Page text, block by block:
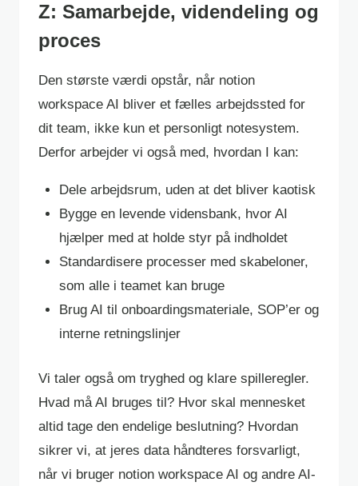
Z: Samarbejde, videndeling og
proces
Den største værdi opstår, når notion
workspace AI bliver et fælles arbejdssted for
dit team, ikke kun et personligt notesystem.
Derfor arbejder vi også med, hvordan I kan:
Dele arbejdsrum, uden at det bliver kaotisk
Bygge en levende vidensbank, hvor AI
hjælper med at holde styr på indholdet
Standardisere processer med skabeloner,
som alle i teamet kan bruge
Brug AI til onboardingsmateriale, SOP’er og
interne retningslinjer
Vi taler også om tryghed og klare spilleregler.
Hvad må AI bruges til? Hvor skal mennesket
altid tage den endelige beslutning? Hvordan
sikrer vi, at jeres data håndteres forsvarligt,
når vi bruger notion workspace AI og andre AI-